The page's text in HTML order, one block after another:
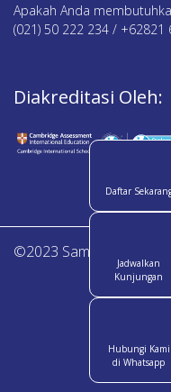
Apakah Anda
(021) 50 222 234 / +62821
Diakreditasi Oleh:
©2023 Sampoerna
Daftar
Jadwalkan
Kunjungan
Hubungi Kami
di Whatsapp